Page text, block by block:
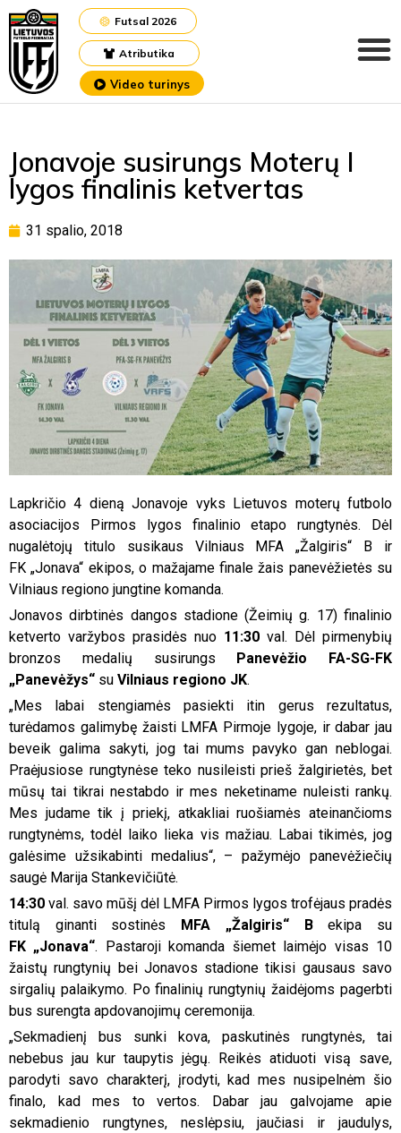
Atributika
Futsal 2026
Video turinys
Jonavoje susirungs Moterų I
lygos finalinis ketvertas
31 spalio, 2018
Lapkričio 4 dieną Jonavoje vyks Lietuvos moterų futbolo
asociacijos Pirmos lygos finalinio etapo rungtynės. Dėl
nugalėtojų titulo susikaus Vilniaus MFA „Žalgiris“ B ir
FK „Jonava“ ekipos, o mažajame finale žais panevėžietės su
Vilniaus regiono jungtine komanda.
Jonavos dirbtinės dangos stadione (Žeimių g. 17) finalinio
ketverto varžybos prasidės nuo 11:30 val. Dėl pirmenybių
bronzos medalių susirungs Panevėžio FA-SG-FK
„Panevėžys“ su Vilniaus regiono JK.
„Mes labai stengiamės pasiekti itin gerus rezultatus,
turėdamos galimybę žaisti LMFA Pirmoje lygoje, ir dabar jau
beveik galima sakyti, jog tai mums pavyko gan neblogai.
Praėjusiose rungtynėse teko nusileisti prieš žalgirietės, bet
mūsų tai tikrai nestabdo ir mes neketiname nuleisti rankų.
Mes judame tik į priekį, atkakliai ruošiamės ateinančioms
rungtynėms, todėl laiko lieka vis mažiau. Labai tikimės, jog
galėsime užsikabinti medalius“, – pažymėjo panevėžiečių
saugė Marija Stankevičiūtė.
14:30 val. savo mūšį dėl LMFA Pirmos lygos trofėjaus pradės
titulą ginanti sostinės MFA „Žalgiris“ Bekipa su
FK „Jonava“. Pastaroji komanda šiemet laimėjo visas 10
žaistų rungtynių bei Jonavos stadione tikisi gausaus savo
sirgalių palaikymo. Po finalinių rungtynių žaidėjoms pagerbti
bus surengta apdovanojimų ceremonija.
„Sekmadienį bus sunki kova, paskutinės rungtynės, tai
nebebus jau kur taupytis jėgų. Reikės atiduoti visą save,
parodyti savo charakterį, įrodyti, kad mes nusipelnėm šio
finalo, kad mes to vertos. Dabar jau galvojame apie
sekmadienio rungtynes, neslėpsiu, jaučiasi ir jaudulys,